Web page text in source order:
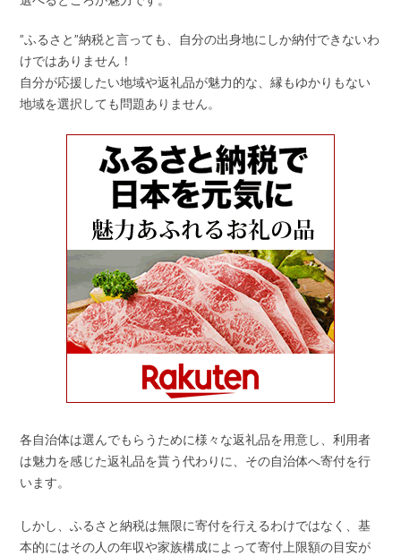
”ふるさと”納税と言っても、自分の出身地にしか納付できないわ
けではありません！
自分が応援したい地域や返礼品が魅力的な、縁もゆかりもない
地域を選択しても問題ありません。
各自治体は選んでもらうために様々な返礼品を用意し、利用者
は魅力を感じた返礼品を貰う代わりに、その自治体へ寄付を行
います。
しかし、ふるさと納税は無限に寄付を行えるわけではなく、基
本的にはその人の年収や家族構成によって寄付上限額の目安が